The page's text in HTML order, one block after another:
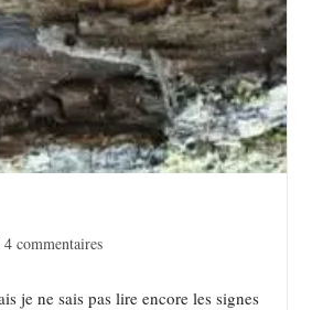
4 commentaires
je ne sais pas lire encore les signes